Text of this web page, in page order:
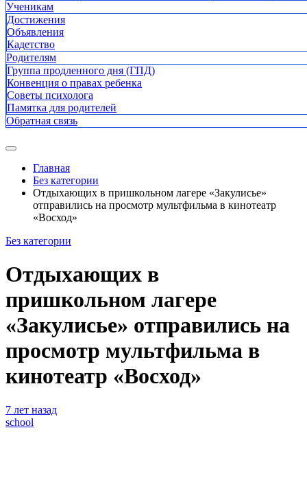
Ученикам
Достижения
Объявления
Кадетство
Родителям
Группа продленного дня (ГПД)
Конвенция о правах ребенка
Советы психолога
Памятка для родителей
Обратная связь
Главная
Без категории
Отдыхающих в пришкольном лагере «Закулисье»
отправились на просмотр мультфильма в кинотеатр
«Восход»
Без категории
Отдыхающих в
пришкольном лагере
«Закулисье» отправились на
просмотр мультфильма в
кинотеатр «Восход»
7 лет назад
school